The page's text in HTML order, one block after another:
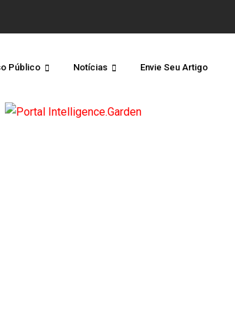
Público Notícias Envie Seu Artigo